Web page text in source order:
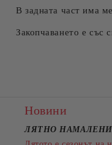
В задната част има
Закопчаването е със
Новини
ЛЯТНО НАМАЛЕНИЕ